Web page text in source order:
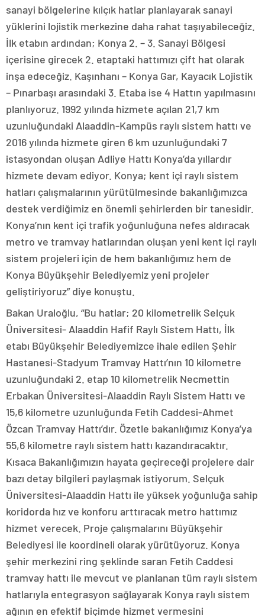
sanayi bölgelerine kılçık hatlar planlayarak sanayi
yüklerini lojistik merkezine daha rahat taşıyabileceğiz.
İlk etabın ardından; Konya 2. – 3. Sanayi Bölgesi
içerisine girecek 2. etaptaki hattımızı çift hat olarak
inşa edeceğiz. Kaşınhanı – Konya Gar, Kayacık Lojistik
– Pınarbaşı arasındaki 3. Etaba ise 4 Hattın yapılmasını
planlıyoruz. 1992 yılında hizmete açılan 21,7 km
uzunluğundaki Alaaddin-Kampüs raylı sistem hattı ve
2016 yılında hizmete giren 6 km uzunluğundaki 7
istasyondan oluşan Adliye Hattı Konya’da yıllardır
hizmete devam ediyor. Konya; kent içi raylı sistem
hatları çalışmalarının yürütülmesinde bakanlığımızca
destek verdiğimiz en önemli şehirlerden bir tanesidir.
Konya’nın kent içi trafik yoğunluğuna nefes aldıracak
metro ve tramvay hatlarından oluşan yeni kent içi raylı
sistem projeleri için de hem bakanlığımız hem de
Konya Büyükşehir Belediyemiz yeni projeler
geliştiriyoruz” diye konuştu.
Bakan Uraloğlu, “Bu hatlar; 20 kilometrelik Selçuk
Üniversitesi- Alaaddin Hafif Raylı Sistem Hattı, İlk
etabı Büyükşehir Belediyemizce ihale edilen Şehir
Hastanesi-Stadyum Tramvay Hattı’nın 10 kilometre
uzunluğundaki 2. etap 10 kilometrelik Necmettin
Erbakan Üniversitesi-Alaaddin Raylı Sistem Hattı ve
15,6 kilometre uzunluğunda Fetih Caddesi-Ahmet
Özcan Tramvay Hattı’dır. Özetle bakanlığımız Konya’ya
55,6 kilometre raylı sistem hattı kazandıracaktır.
Kısaca Bakanlığımızın hayata geçireceği projelere dair
bazı detay bilgileri paylaşmak istiyorum. Selçuk
Üniversitesi-Alaaddin Hattı ile yüksek yoğunluğa sahip
koridorda hız ve konforu arttıracak metro hattımız
hizmet verecek. Proje çalışmalarını Büyükşehir
Belediyesi ile koordineli olarak yürütüyoruz. Konya
şehir merkezini ring şeklinde saran Fetih Caddesi
tramvay hattı ile mevcut ve planlanan tüm raylı sistem
hatlarıyla entegrasyon sağlayarak Konya raylı sistem
ağının en efektif biçimde hizmet vermesini